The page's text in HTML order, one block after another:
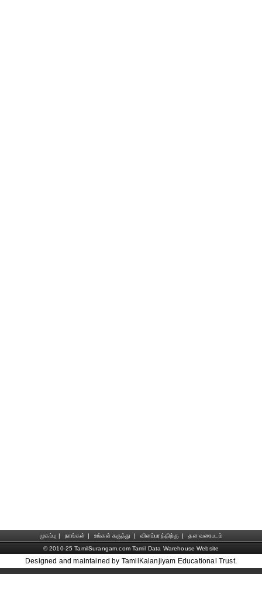
முகப்பு | நாங்கள் | உங்கள் கருத்து | விளம்பரத்திற்கு |
தள வரைபடம்
© 2010-25 TamilSurangam.com Tamil Data Warehouse Website
Designed and maintained by TamilKalanjiyam Educational Trust.